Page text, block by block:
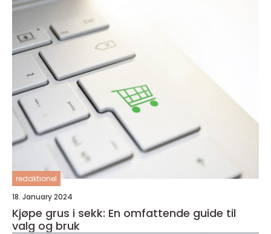
redaktionel
18. January 2024
Kjøpe grus i sekk: En omfattende guide til
valg og bruk